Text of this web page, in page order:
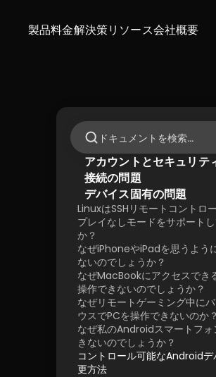
製品料金 リソース
解決策 会社概要
ドキュメントを検索…
アカウントとセキュリテ
接続の問題
デバイス固有の問題
LinuxはSSHリモートコントロ
プレイなしモードをサポート
か？
なぜiPhoneやiPadを思うよう
ないのでしょうか？
なぜMacBookにアクセスでき
操作できないのでしょうか？
なぜリモートゲーミング中に
ウスでPCを操作できないのか？
なぜ私のAndroidスマートフォ
きないのでしょうか？
コントロール可能なAndroid
更方法